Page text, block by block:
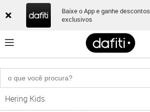
Baixe o App e ganhe descontos
exclusivos
Hering Kids